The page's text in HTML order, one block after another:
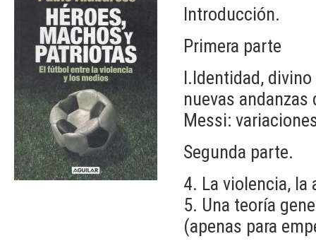
Introducción.
Primera parte
I.Identidad,
nuevas
Messi:
Segunda parte.
4. La violencia, la
5. Una teoría
(apenas para